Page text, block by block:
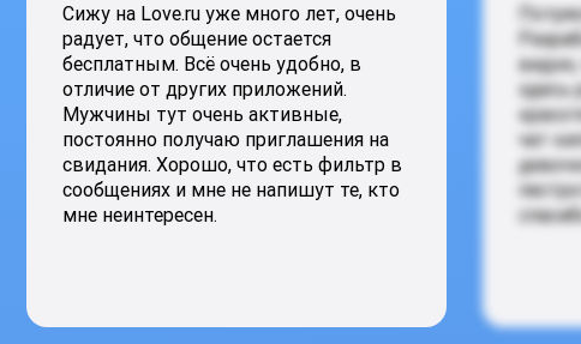
Сижу на Love.ru уже много лет, очень
радует, что общение остается
бесплатным. Всё очень удобно, в
отличие от других приложений.
Мужчины тут очень активные,
постоянно получаю приглашения на
свидания. Хорошо, что есть фильтр в
сообщениях и мне не напишут те, кто
мне неинтересен.
здесь
чат